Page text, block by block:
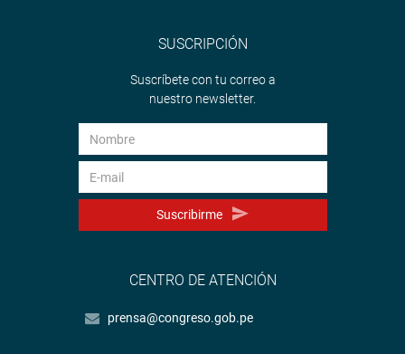
SUSCRIPCIÓN
Suscríbete con tu correo a
nuestro newsletter.
Suscribirme
CENTRO DE ATENCIÓN
prensa@congreso.gob.pe